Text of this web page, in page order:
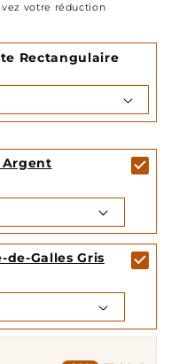
votre réduction
Rectangulaire
Argent
de-Galles Gris